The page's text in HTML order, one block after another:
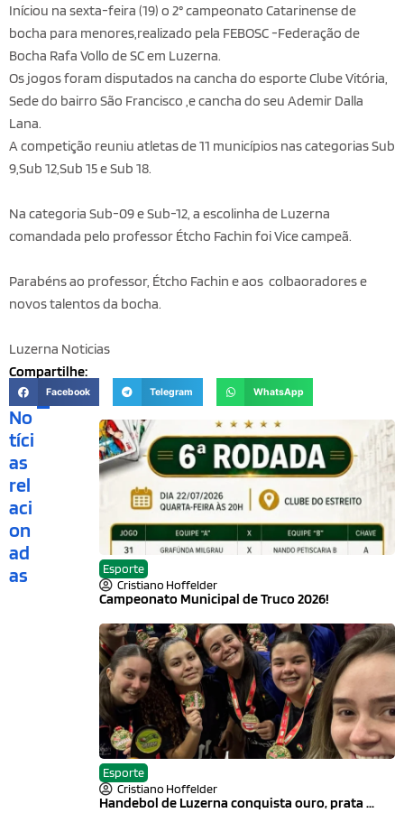
Iníciou na sexta-feira (19) o 2° campeonato Catarinense de
bocha para menores,realizado pela FEBOSC -Federação de
Bocha Rafa Vollo de SC em Luzerna.
Os jogos foram disputados na cancha do esporte Clube Vitória,
Sede do bairro São Francisco ,e cancha do seu Ademir Dalla
Lana.
A competição reuniu atletas de 11 municípios nas categorias Sub
9,Sub 12,Sub 15 e Sub 18.
Na categoria Sub-09 e Sub-12, a escolinha de Luzerna
comandada pelo professor Étcho Fachin foi Vice campeã.
Parabéns ao professor, Étcho Fachin e aos colbaoradores e
novos talentos da bocha.
Luzerna Noticias
Compartilhe:
Facebook Telegram WhatsApp
No
tíci
as
rel
aci
on
ad
as
Esporte
Cristiano Hoffelder
Campeonato Municipal de Truco 2026!
Esporte
Cristiano Hoffelder
Handebol de Luzerna conquista ouro, prata ...